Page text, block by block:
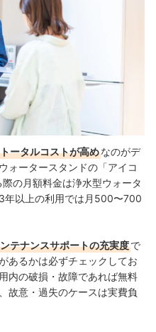
ータルコストが高めなのがデ
ォータースタンドの「アイコ
の月額料金は浄水型ウォータ
年以上の利用では月500〜700
テナンスサポートの充実度で
あるかは必ずチェックしてお
内の破損・故障であれば無料
故意・過失のケースは実費負